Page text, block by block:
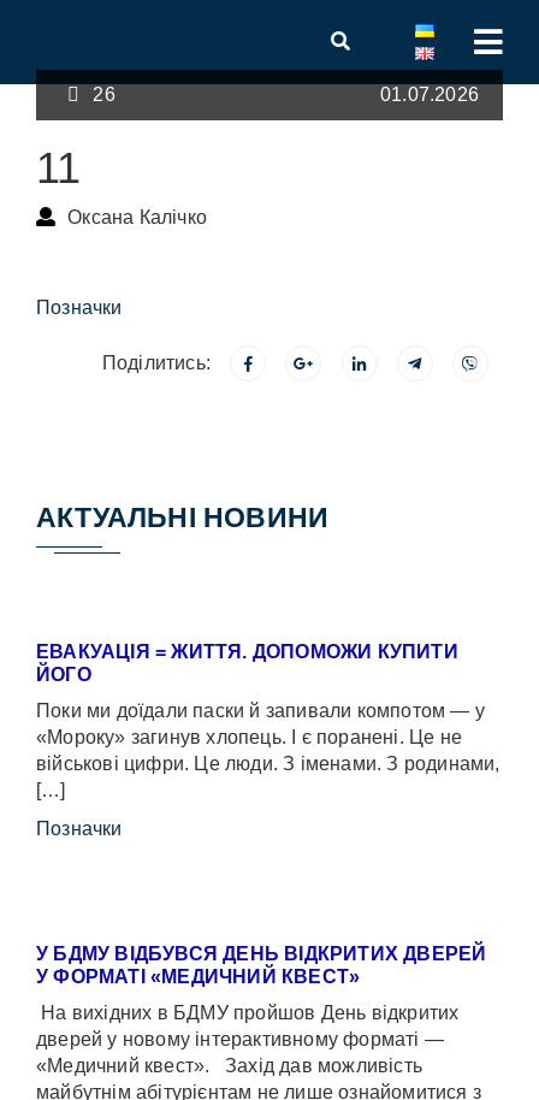
26 01.07.2026
11
Оксана Калічко
Позначки
Поділитись:
АКТУАЛЬНІ НОВИНИ
ЕВАКУАЦІЯ = ЖИТТЯ. ДОПОМОЖИ КУПИТИ
ЙОГО
Поки ми доїдали паски й запивали компотом — у
«Мороку» загинув хлопець. І є поранені. Це не
військові цифри. Це люди. З іменами. З родинами,
[…]
Позначки
У БДМУ ВІДБУВСЯ ДЕНЬ ВІДКРИТИХ ДВЕРЕЙ
У ФОРМАТІ «МЕДИЧНИЙ КВЕСТ»
На вихідних в БДМУ пройшов День відкритих
дверей у новому інтерактивному форматі —
«Медичний квест». Захід дав можливість
майбутнім абітурієнтам не лише ознайомитися з